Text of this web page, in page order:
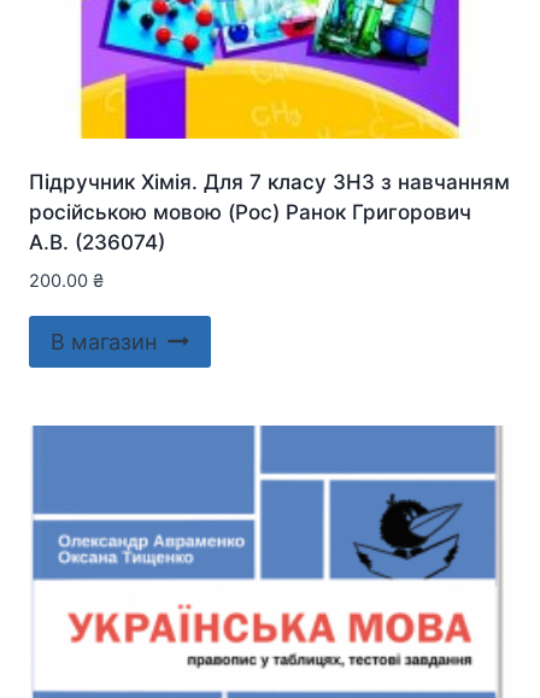
Підручник Хімія. Для 7 класу ЗНЗ з навчанням
російською мовою (Рос) Ранок Григорович
А.В. (236074)
200.00 ₴
В магазин